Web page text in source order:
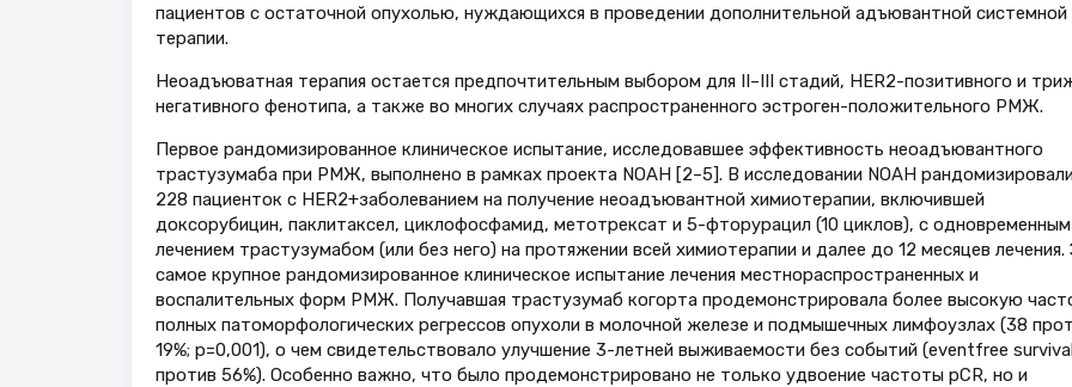
пациентов с остаточной опухолью, нуждающихся в проведении дополнительной адъювантной системной
терапии.
Неоадъюватная терапия остается предпочтительным выбором для II–III стадий, HER2-позитивного и
негативного фенотипа, а также во многих случаях распространенного эстроген-положительного РМЖ.
Первое рандомизированное клиническое испытание, исследовавшее эффективность неоадъювантного
трастузумаба при РМЖ, выполнено в рамках проекта NOAH [2–5]. В исследовании NOAH
228 пациенток с HER2+заболеванием на получение неоадъювантной химиотерапии, включившей
доксорубицин, паклитаксел, циклофосфамид, метотрексат и 5-фторурацил (10 циклов), с одновременным
лечением трастузумабом (или без него) на протяжении всей химиотерапии и далее до 12 месяцев лечения.
самое крупное рандомизированное клиническое испытание лечения местнораспространенных и
воспалительных форм РМЖ. Получавшая трастузумаб когорта продемонстрировала более высокую
полных патоморфологических регрессов опухоли в молочной железе и подмышечных лимфоузлах (38
19%; p=0,001), о чем свидетельствовало улучшение 3-летней выживаемости без событий (eventfree
против 56%). Особенно важно, что было продемонстрировано не только удвоение частоты pCR, но и